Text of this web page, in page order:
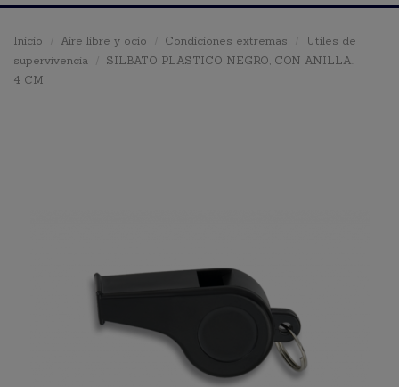
Inicio Aire libre y ocio Condiciones extremas
Utiles de
supervivencia
SILBATO PLASTICO NEGRO, CON ANILLA.
4 CM